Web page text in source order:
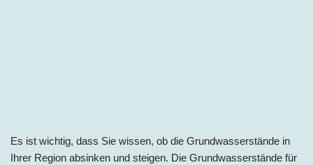
Es ist wichtig, dass Sie wissen, ob die Grundwasserstände in
Ihrer Region absinken und steigen. Die Grundwasserstände für